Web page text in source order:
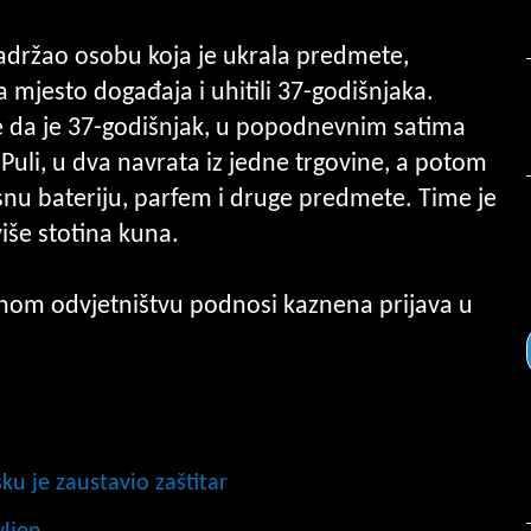
osobu koja je ukrala predmete,
događaja i uhitili 37-godišnjaka.
je 37-godišnjak, u popodnevnim satima
u dva navrata iz jedne trgovine, a potom
bateriju, parfem i druge predmete. Time je
stotina kuna.
odvjetništvu podnosi kaznena prijava u
je zaustavio zaštitar